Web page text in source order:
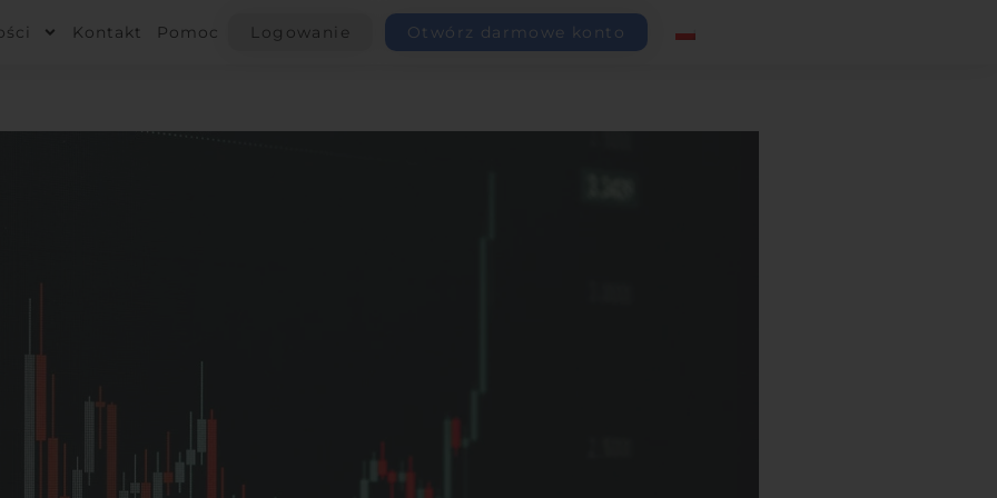
Kontakt Pomoc Logowanie Otwórz darmowe konto